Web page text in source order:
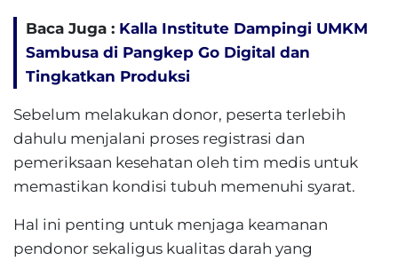
Baca Juga : Kalla Institute Dampingi UMKM
Sambusa di Pangkep Go Digital dan
Tingkatkan Produksi
Sebelum melakukan donor, peserta terlebih
dahulu menjalani proses registrasi dan
pemeriksaan kesehatan oleh tim medis untuk
memastikan kondisi tubuh memenuhi syarat.
Hal ini penting untuk menjaga keamanan
pendonor sekaligus kualitas darah yang